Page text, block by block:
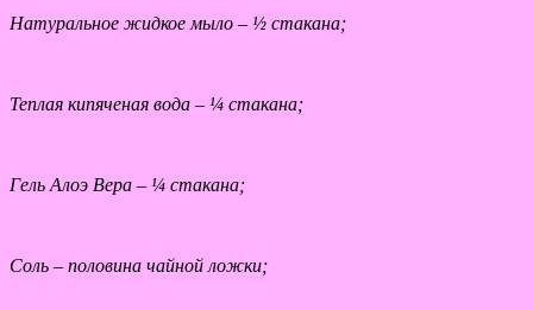
Натуральное жидкое мыло – ½ стакана;
Теплая кипяченая вода – ¼ стакана;
Гель Алоэ Вера – ¼ стакана;
Соль – половина чайной ложки;